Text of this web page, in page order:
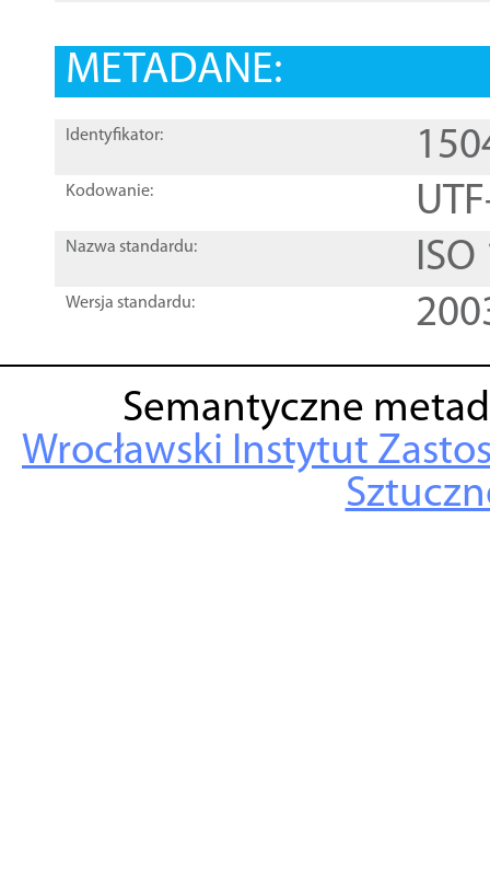
METADANE:
Identyfikator:
Kodowanie:
Nazwa standardu:
Wersja standardu:
Semantyczne
Wrocławski Instytut